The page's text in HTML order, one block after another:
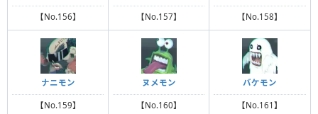
【No.156】 【No.157】 【No.158】
ナニモン
【No.159】
ヌメモン
【No.160】
バケモン
【No.161】